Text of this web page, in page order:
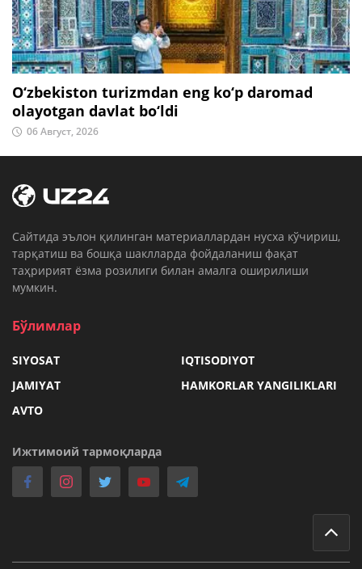
O‘zbekiston turizmdan eng ko‘p daromad
olayotgan davlat bo‘ldi
06 Август, 2026
Cайтида эълон қилинган материаллардан нусха кўчириш,
тарқатиш ва бошқа шаклларда фойдаланиш фақат
таҳририят ёзма розилиги билан амалга оширилиши
мумкин.
Бўлимлар
SIYOSAT
IQTISODIYOT
JAMIYAT
HAMKORLAR YANGILIKLARI
AVTO
Ижтимоий тармоқларда